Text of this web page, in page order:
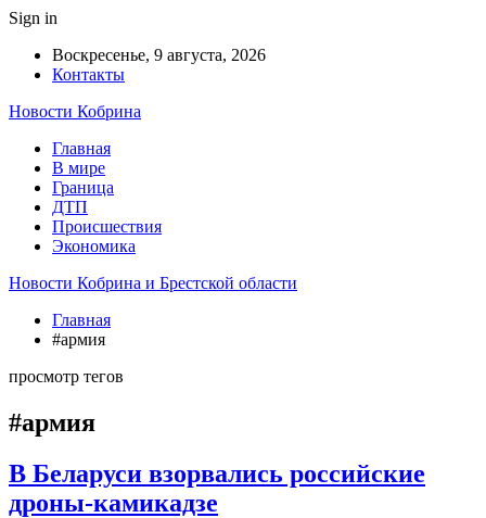
Sign in
Воскресенье, 9 августа, 2026
Контакты
Новости Кобрина
Главная
В мире
Граница
ДТП
Происшествия
Экономика
Новости Кобрина и Брестской области
Главная
#армия
просмотр тегов
#армия
В Беларуси взорвались российские
дроны-камикадзе